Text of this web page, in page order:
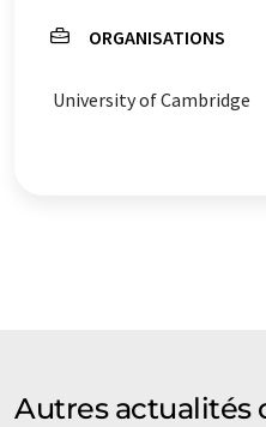
ORGANISATIONS
University of Cambridge
Autres actualités